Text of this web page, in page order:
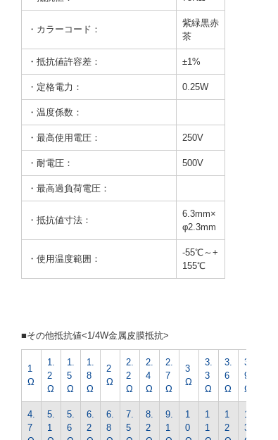
・カラーコード：
紫緑黒赤
茶
・抵抗値許容差： ±1%
・定格電力： 0.25W
・温度係数：
・最高使用電圧： 250V
・耐電圧： 500V
・最高過負荷電圧：
・抵抗値寸法：
6.3mm×
φ2.3mm
・使用温度範囲：
-55℃～+
155℃
■その他抵抗値<1/4W金属皮膜抵抗>
1
Ω
1.
2
Ω
1.
5
Ω
1.
8
Ω
2
Ω
2.
2
Ω
2.
4
Ω
2.
7
Ω
3
Ω
3.
3
Ω
3.
6
Ω
3.
9
Ω
4.
7
5.
1
5.
6
6.
2
6.
8
7.
5
8.
2
9.
1
1
0
1
1
1
2
1
3